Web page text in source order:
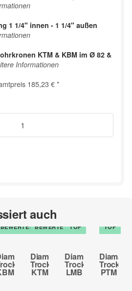
1 1/4" innen - 1 1/4" außen
KTM & KBM im Ø 82 &
Informationen
185,23 € *
auch
TOP
BEWERTET
TOP
BEWERTET
Diamant-
Trockenbohrkrone
KTM
TOP
Diamant-
LMB
TOP
Diamant-
PTM